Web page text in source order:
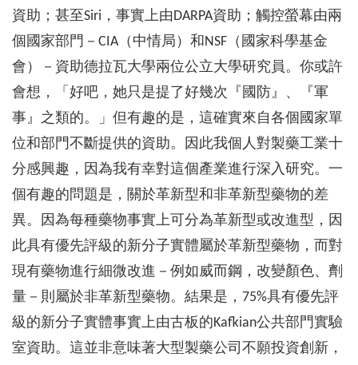
資助；甚至Siri，事實上由DARPA資助；觸控螢幕由兩
個國家部門－CIA（中情局）和NSF（國家科學基金
會）－資助德拉瓦大學兩位公立大學研究員。你或許
會想，「好吧，她只是提了好幾次『國防』、『軍
事』之類的。」但有趣的是，這確實來自各個國家單
位和部門不斷提供的資助。因此我個人對製藥工業十
分感興趣，因為我有幸對這個產業進行深入研究。一
個有趣的問題是，關於革新型和非革新型藥物的差
異。因為每種藥物事實上可分為革新型或改進型，因
此具有優先評級的新分子實體屬於革新型藥物，而對
現有藥物進行細微改進－例如威而鋼，改變顏色、劑
量－則屬於非革新型藥物。結果是，75%具有優先評
級的新分子實體事實上由古板的Kafkian公共部門實驗
室資助。這並非意味著大型製藥公司不願投資創新，